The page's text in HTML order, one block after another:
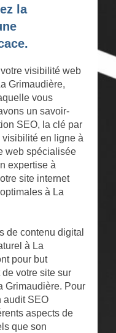
la
visibilité web
Grimaudière,
vous
un savoir-
SEO, la clé par
en ligne à
web spécialisée
expertise à
site internet
à La
de contenu digital
à La
pour but
votre site sur
Grimaudière. Pour
audit SEO
aspects de
que son